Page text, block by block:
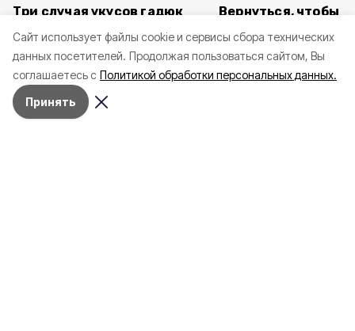
Cайт использует файлы cookie и сервисы сбора технических
данных посетителей. Продолжая пользоваться сайтом, Вы
соглашаетесь с Политикой обработки персональных данных.
Принять
Три случая укусов гадюк
Белгородской области с
начала года
Вернуться, чтобы
в Белгородскую
пять лет